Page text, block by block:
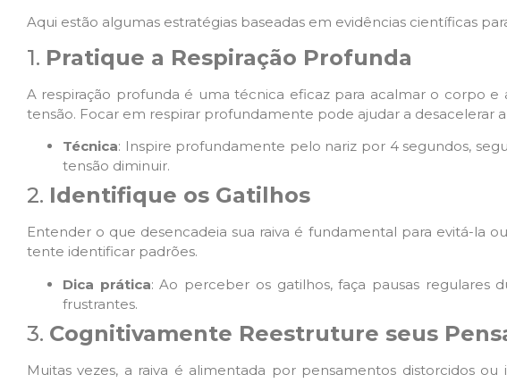
Aqui estão algumas estratégias baseadas em evidências científicas
1. Pratique a Respiração Profunda
A respiração profunda é uma técnica eficaz para acalmar o corpo
tensão. Focar em respirar profundamente pode ajudar a desacelerar
Técnica: Inspire profundamente pelo nariz por 4 segundos,
tensão diminuir.
2. Identifique os Gatilhos
Entender o que desencadeia sua raiva é fundamental para evitá-la
tente identificar padrões.
Dica prática: Ao perceber os gatilhos, faça pausas regulares
frustrantes.
3. Cognitivamente Reestruture seus
Muitas vezes, a raiva é alimentada por pensamentos distorcidos